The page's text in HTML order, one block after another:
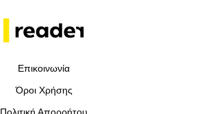
Επικοινωνία
Όροι Χρήσης